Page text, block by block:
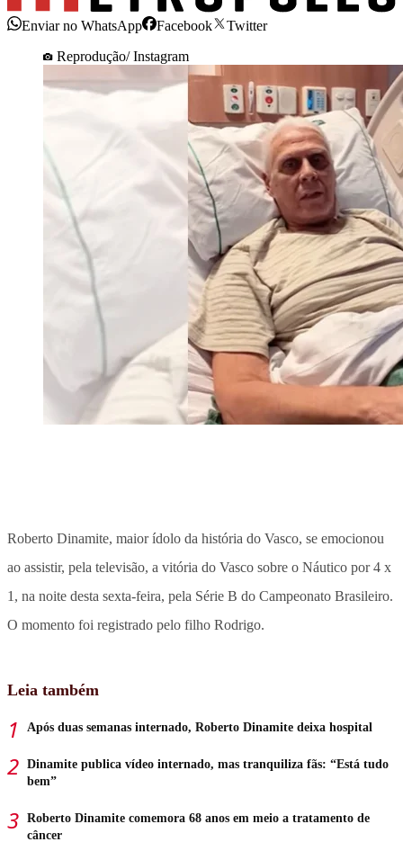
Enviar no WhatsApp Facebook
Twitter
Reprodução/ Instagram
Roberto Dinamite, maior ídolo da história do Vasco, se emocionou
ao assistir, pela televisão, a vitória do Vasco sobre o Náutico por 4 x
1, na noite desta sexta-feira, pela Série B do Campeonato Brasileiro.
O momento foi registrado pelo filho Rodrigo.
Leia também
Após duas semanas internado, Roberto Dinamite deixa hospital
Dinamite publica vídeo internado, mas tranquiliza fãs: “Está tudo
bem”
Roberto Dinamite comemora 68 anos em meio a tratamento de
câncer